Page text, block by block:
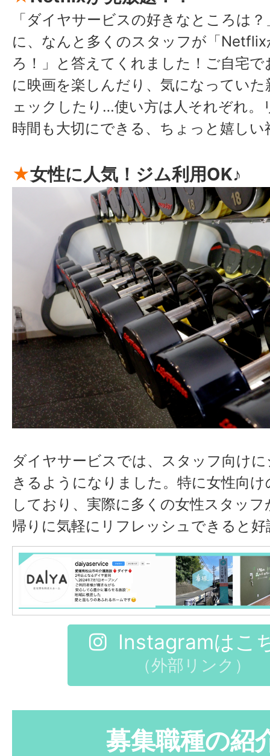
「ダイヤサービスの好きなところは
に、なんと多くのスタッフが「
ろ！」と答えてくれました！ご自宅
に映画を楽しんだり、気になってい
ェックしたり…使い方は人それぞれ。
時間も大切にできる、ちょっと嬉しい
★女性に人気！ジム利用OK♪
ダイヤサービスでは、スタッフ向け
きるようになりました。特に女性向
しており、実際に多くの女性スタッフ
帰りに気軽にリフレッシュできると好
Instagramはこ
（外部リンク）
募集職種の紹